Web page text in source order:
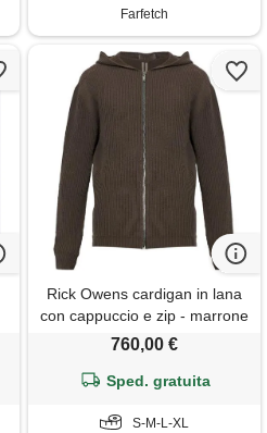
Farfetch
Rick Owens cardigan in lana
con cappuccio e zip - marrone
760,00 €
Sped. gratuita
S-M-L-XL